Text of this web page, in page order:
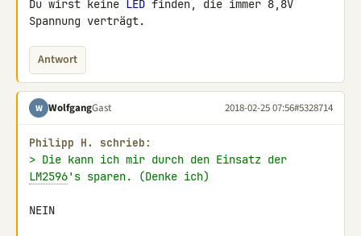
Du wirst keine LED finden, die immer 8,8V
Spannung verträgt.
Antwort
W WolfgangGast 2018-02-25 07:56#5328714
Philipp H. schrieb:
LM2596's sparen. (Denke ich)
NEIN